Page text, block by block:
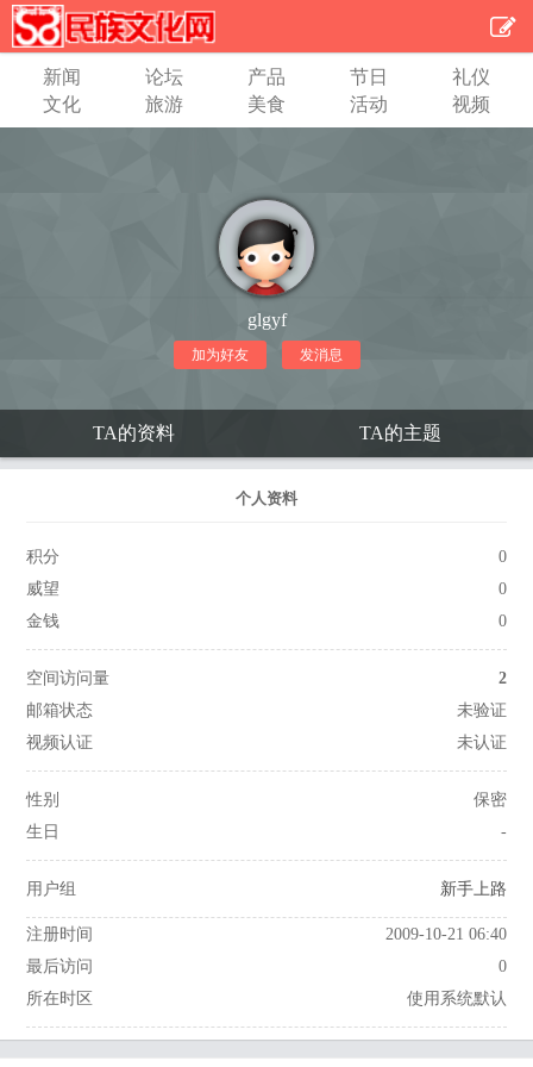
新闻 论坛 产品 节日
礼仪
文化
旅游 美食 活动 视频
glgyf
加为好友 发消息
TA的资料 TA的主题
个人资料
积分
0
威望
0
金钱
0
空间访问量
2
邮箱状态
未验证
视频认证
未认证
性别
保密
生日
-
用户组 新手上路
注册时间
2009-10-21 06:40
最后访问
0
所在时区
使用系统默认